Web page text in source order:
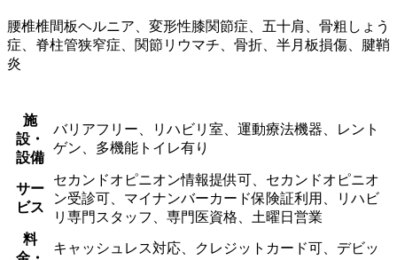
腰椎椎間板ヘルニア、変形性膝関節症、五十肩、骨粗しょう
症、脊柱管狭窄症、関節リウマチ、骨折、半月板損傷、腱鞘
炎
施
設・
設備
バリアフリー、リハビリ室、運動療法機器、レント
ゲン、多機能トイレ有り
サー
ビス
セカンドオピニオン情報提供可、セカンドオピニオ
ン受診可、マイナンバーカード保険証利用、リハビ
リ専門スタッフ、専門医資格、土曜日営業
料
キャッシュレス対応、クレジットカード可、デビッ